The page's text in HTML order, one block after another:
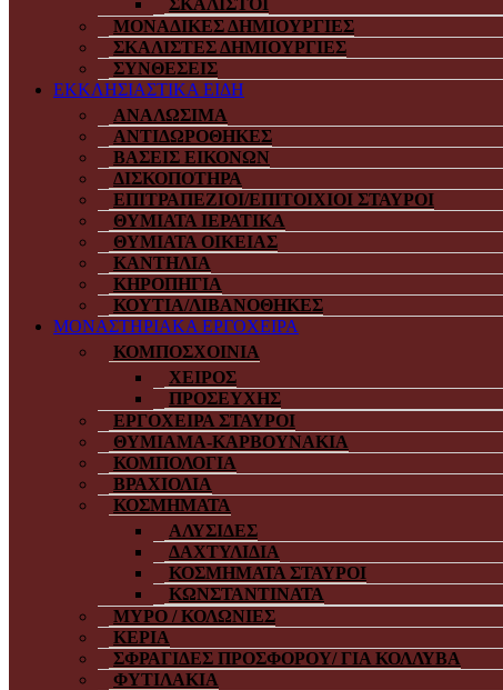
ΣΚΑΛΙΣΤΟΙ
ΜΟΝΑΔΙΚΕΣ ΔΗΜΙΟΥΡΓΙΕΣ
ΣΚΑΛΙΣΤΕΣ ΔΗΜΙΟΥΡΓΙΕΣ
ΣΥΝΘΕΣΕΙΣ
ΕΚΚΛΗΣΙΑΣΤΙΚΑ ΕΙΔΗ
ΑΝΑΛΩΣΙΜΑ
ΑΝΤΙΔΩΡΟΘΗΚΕΣ
ΒΑΣΕΙΣ ΕΙΚΟΝΩΝ
ΔΙΣΚΟΠΟΤΗΡΑ
ΕΠΙΤΡΑΠΕΖΙΟΙ/ΕΠΙΤΟΙΧΙΟΙ ΣΤΑΥΡΟΙ
ΘΥΜΙΑΤΑ ΙΕΡΑΤΙΚΑ
ΘΥΜΙΑΤΑ ΟΙΚΕΙΑΣ
ΚΑΝΤΗΛΙΑ
ΚΗΡΟΠΗΓΙΑ
ΚΟΥΤΙΑ/ΛΙΒΑΝΟΘΗΚΕΣ
ΜΟΝΑΣΤΗΡΙΑΚΑ ΕΡΓΟΧΕΙΡΑ
ΚΟΜΠΟΣΧΟΙΝΙΑ
ΧΕΙΡΟΣ
ΠΡΟΣΕΥΧΗΣ
ΕΡΓΟΧΕΙΡΑ ΣΤΑΥΡΟΙ
ΘΥΜΙΑΜΑ-ΚΑΡΒΟΥΝΑΚΙΑ
ΚΟΜΠΟΛΟΓΙΑ
ΒΡΑΧΙΟΛΙΑ
ΚΟΣΜΗΜΑΤΑ
ΑΛΥΣΙΔΕΣ
ΔΑΧΤΥΛΙΔΙΑ
ΚΟΣΜΗΜΑΤΑ ΣΤΑΥΡΟΙ
ΚΩΝΣΤΑΝΤΙΝΑΤΑ
ΜΥΡΟ / ΚΟΛΩΝΙΕΣ
ΚΕΡΙΑ
ΣΦΡΑΓΙΔΕΣ ΠΡΟΣΦΟΡΟΥ/ ΓΙΑ ΚΟΛΛΥΒΑ
ΦΥΤΙΛΑΚΙΑ